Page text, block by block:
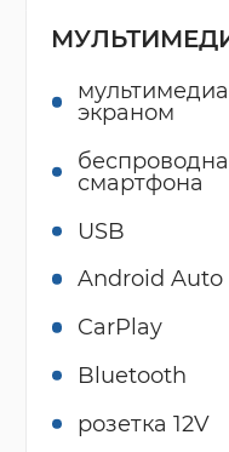
экраном
смартфона
USB
Android Auto
CarPlay
Bluetooth
розетка 12V